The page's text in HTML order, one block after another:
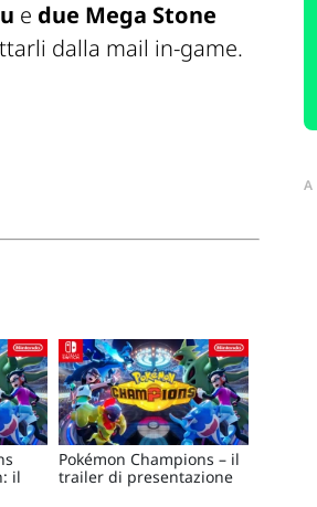
e due Mega Stone
dalla mail in-game.
il
Pokémon Champions – il
trailer di presentazione